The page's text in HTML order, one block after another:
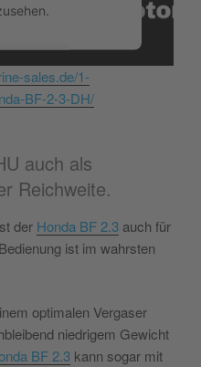
& eRecht24
sales.de/1-
BF-2-3-DH/
auch als
Reichweite.
der Honda BF 2.3 auch für
ist im wahrsten
optimalen Vergaser
niedrigem Gewicht
BF 2.3 kann sogar mit